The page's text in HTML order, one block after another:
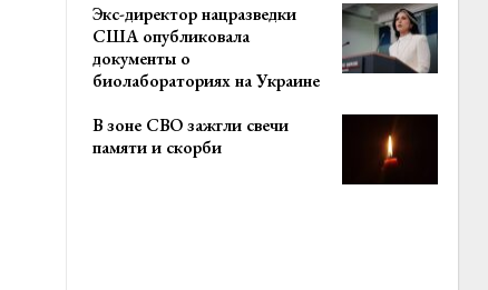
Экс-директор нацразведки
США опубликовала
документы о
биолабораториях на Украине
В зоне СВО зажгли свечи
памяти и скорби